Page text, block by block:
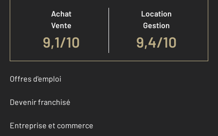
Achat
Vente
9,1/10
Location
Gestion
9,4/10
Offres d'emploi
Devenir franchisé
Entreprise et commerce